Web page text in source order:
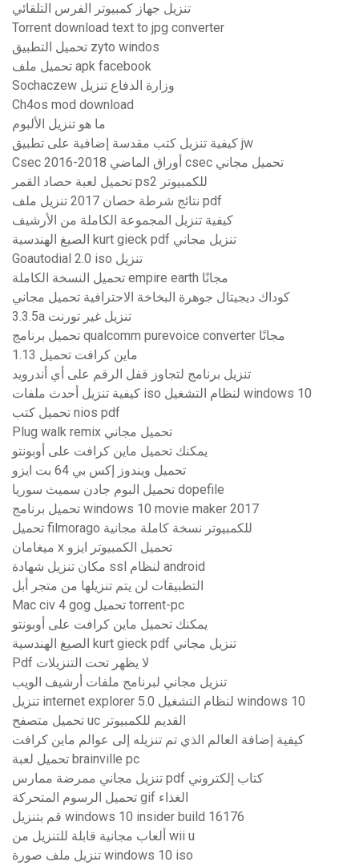
تنزيل جهاز كمبيوتر الفرس التلقائي
Torrent download text to jpg converter
تحميل التطبيق zyto windos
تحميل ملف apk facebook
Sochaczew وزارة الدفاع تنزيل
Ch4os mod download
ما هو تنزيل الألبوم
كيفية تنزيل كتب مقدسة إضافية على تطبيق jw
Csec 2016-2018 أوراق الماضي csec تحميل مجاني
تحميل لعبة حصاد القمر ps2 للكمبيوتر
نتائج شرطة حصان 2017 تنزيل ملف pdf
كيفية تنزيل المجموعة الكاملة من الأرشيف
الصيغ الهندسية kurt gieck pdf تنزيل مجاني
Goautodial 2.0 iso تنزيل
تحميل النسخة الكاملة empire earth مجانًا
كوداك ديجيتال جوهرة البخاخة الاحترافية تحميل مجاني
3.3.5a تنزيل غير تورنت
تحميل برنامج qualcomm purevoice converter مجانًا
1.13 ماين كرافت تحميل
تنزيل برنامج لتجاوز قفل الرقم على أي أندرويد
كيفية تنزيل أحدث ملفات iso لنظام التشغيل windows 10
تحميل كتب nios pdf
Plug walk remix تحميل مجاني
يمكنك تحميل ماين كرافت على أوبونتو
تحميل ويندوز إكس بي 64 بت ايزو
تحميل البوم جادن سميث سوريا dopefile
تحميل برنامج windows 10 movie maker 2017
تحميل filmorago للكمبيوتر نسخة كاملة مجانية
ميغامان x تحميل الكمبيوتر ايزو
مكان تنزيل شهادة ssl لنظام android
التطبيقات لن يتم تنزيلها من متجر أبل
Mac civ 4 gog تحميل torrent-pc
يمكنك تحميل ماين كرافت على أوبونتو
الصيغ الهندسية kurt gieck pdf تنزيل مجاني
Pdf لا يظهر تحت التنزيلات
تنزيل مجاني لبرنامج ملفات أرشيف الويب
تنزيل internet explorer 5.0 لنظام التشغيل windows 10
تحميل متصفح uc القديم للكمبيوتر
كيفية إضافة العالم الذي تم تنزيله إلى عوالم ماين كرافت
تحميل لعبة brainville pc
تنزيل مجاني ممرضة ممارس pdf كتاب إلكتروني
تحميل الرسوم المتحركة gif الغذاء
قم بتنزيل windows 10 insider build 16176
ألعاب مجانية قابلة للتنزيل من wii u
تنزيل ملف صورة windows 10 iso